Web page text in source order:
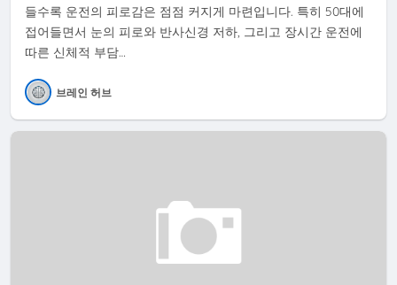
들수록 운전의 피로감은 점점 커지게 마련입니다. 특히 50대에
접어들면서 눈의 피로와 반사신경 저하, 그리고 장시간 운전에
따른 신체적 부담…
브레인 허브